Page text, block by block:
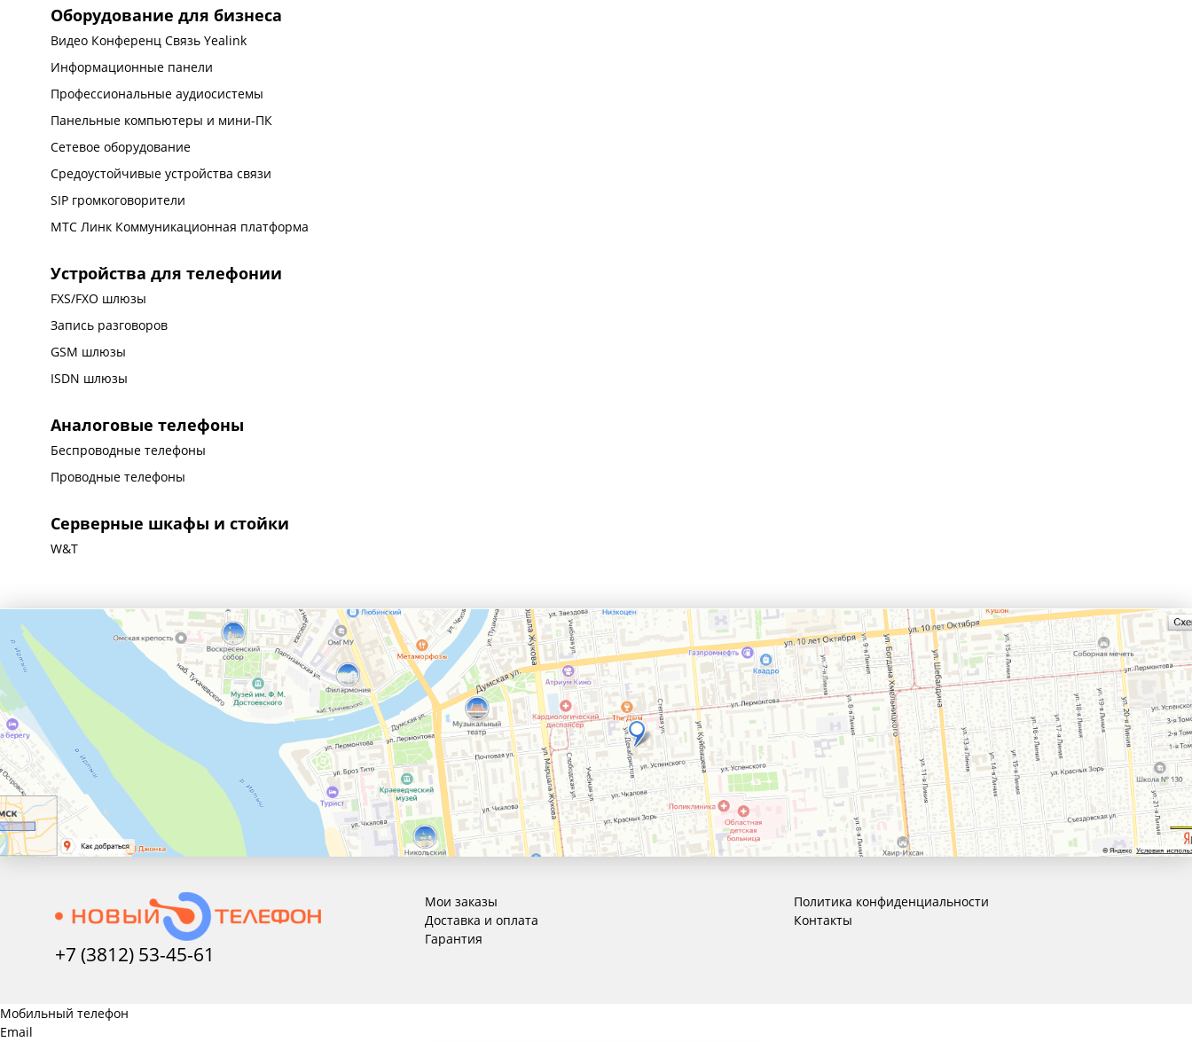
Оборудование для бизнеса
Видео Конференц Связь Yealink
Информационные панели
Профессиональные аудиосистемы
Панельные компьютеры и мини-ПК
Сетевое оборудование
Средоустойчивые устройства связи
SIP громкоговорители
МТС Линк Коммуникационная платформа
Устройства для телефонии
FXS/FXO шлюзы
Запись разговоров
GSM шлюзы
ISDN шлюзы
Аналоговые телефоны
Беспроводные телефоны
Проводные телефоны
Серверные шкафы и стойки
W&T
+7 (3812) 53-45-61
Мои заказы
Доставка и оплата
Гарантия
Политика конфиденциальности
Контакты
Мобильный телефон
Email